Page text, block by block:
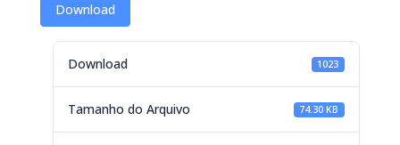
Download
Download 1023
Tamanho do Arquivo 74.30 KB